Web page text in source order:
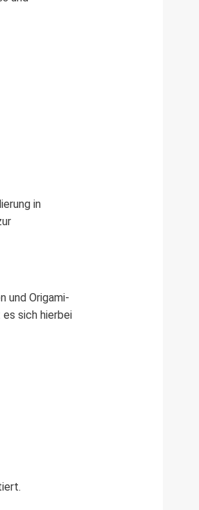
in
und Origami-
sich hierbei